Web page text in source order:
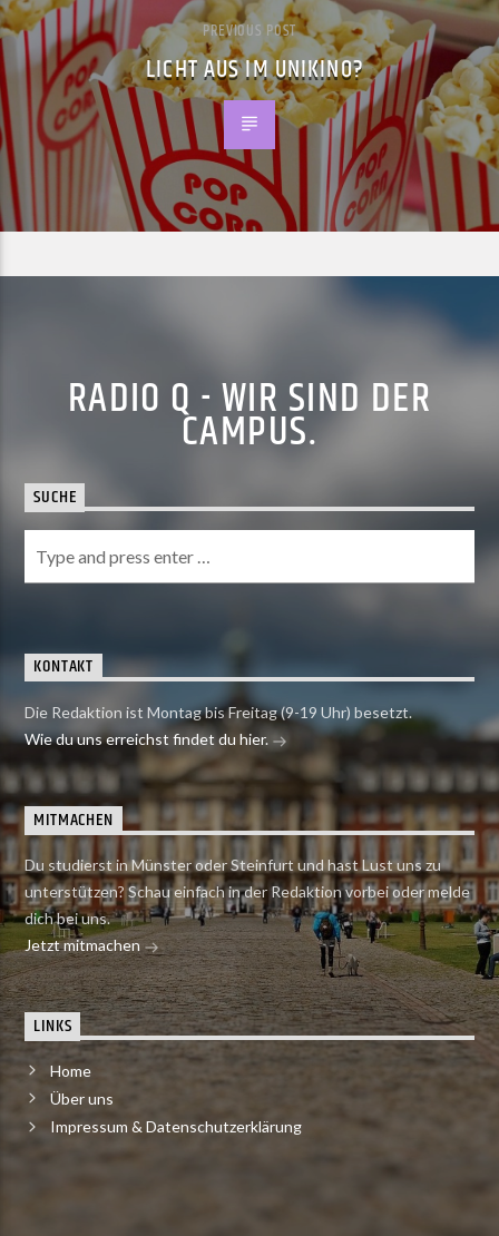
PREVIOUS POST
LICHT AUS IM UNIKINO?
RADIO Q - WIR SIND DER
CAMPUS.
SUCHE
KONTAKT
Die Redaktion ist Montag bis Freitag (9-19 Uhr) besetzt.
Wie du uns erreichst findet du hier.
MITMACHEN
Du studierst in Münster oder Steinfurt und hast Lust uns zu
unterstützen? Schau einfach in der Redaktion vorbei oder melde
dich bei uns.
Jetzt mitmachen
LINKS
Home
Über uns
Impressum & Datenschutzerklärung